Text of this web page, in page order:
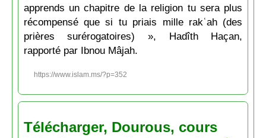
apprends un chapitre de la religion tu sera plus
récompensé que si tu priais mille rakʿah (des
prières surérogatoires) », Hadîth Haçan,
rapporté par Ibnou Mâjah.
https://www.islam.ms/?p=352
Télécharger, Dourous, cours